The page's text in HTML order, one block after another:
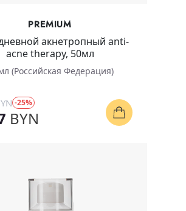
PREMIUM
акнетропный anti-
acne therapy, 50мл
(Российская Федерация)
-25%
BYN